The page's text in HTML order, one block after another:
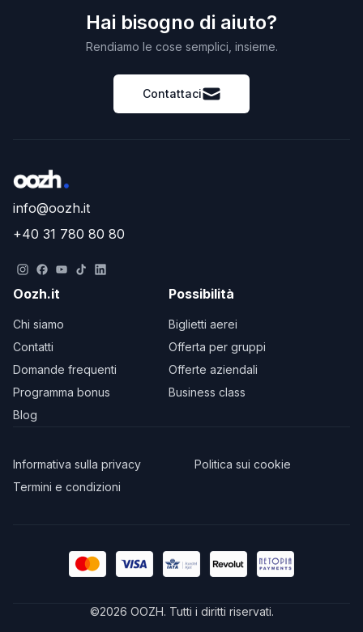
Hai bisogno di aiuto?
Rendiamo le cose semplici, insieme.
Contattaci
info@oozh.it
+40 31 780 80 80
Oozh.it
Chi siamo
Contatti
Domande frequenti
Programma bonus
Blog
Possibilità
Biglietti aerei
Offerta per gruppi
Offerte aziendali
Business class
Informativa sulla privacy
Politica sui cookie
Termini e condizioni
©2026 OOZH. Tutti i diritti riservati.